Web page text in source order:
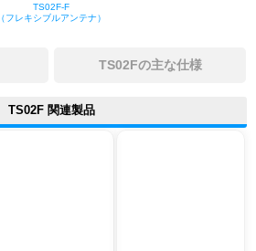
TS02F-F
（フレキシブルアンテナ）
TS02Fの主な仕様
TS02F 関連製品